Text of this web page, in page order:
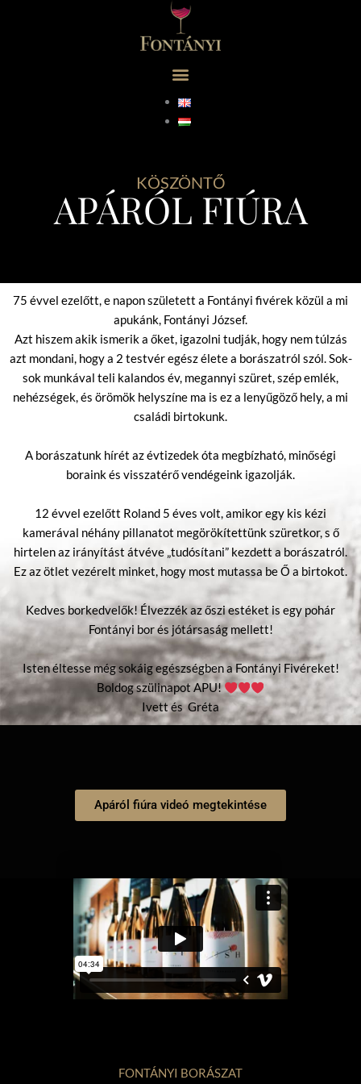
KÖSZÖNTŐ
APÁRÓL FIÚRA
75 évvel ezelőtt, e napon született a Fontányi fivérek közül a mi
apukánk, Fontányi József.
Azt hiszem akik ismerik a őket, igazolni tudják, hogy nem túlzás
azt mondani, hogy a 2 testvér egész élete a borászatról szól. Sok-
sok munkával teli kalandos év, megannyi szüret, szép emlék,
nehézségek, és örömök helyszíne ma is ez a lenyűgöző hely, a mi
családi birtokunk.
A borászatunk hírét az évtizedek óta megbízható, minőségi
boraink és visszatérő vendégeink igazolják.
12 évvel ezelőtt Roland 5 éves volt, amikor egy kis kézi
kamerával néhány pillanatot megörökítettünk szüretkor, s ő
hirtelen az irányítást átvéve „tudósítani” kezdett a borászatról.
Ez az ötlet vezérelt minket, hogy most mutassa be Ő a birtokot.
Kedves borkedvelők! Élvezzék az őszi estéket is egy pohár
Fontányi bor és jótársaság mellett!
Isten éltesse még sokáig egészségben a Fontányi Fivéreket!
Boldog szülinapot APU!
Ivett és Gréta
Apáról fiúra videó megtekintése
FONTÁNYI BORÁSZAT